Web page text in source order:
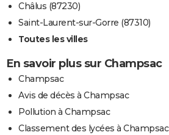
Châlus (87230)
Saint-Laurent-sur-Gorre (87310)
Toutes les villes
En savoir plus sur Champsac
Champsac
Avis de décès à Champsac
Pollution à Champsac
Classement des lycées à Champsac